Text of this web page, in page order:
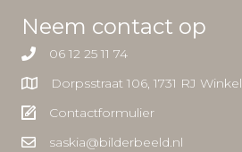
Neem contact op
06 12 25 11 74
Dorpsstraat 106, 1731 RJ Winkel
Contactformulier
saskia@bilderbeeld.nl